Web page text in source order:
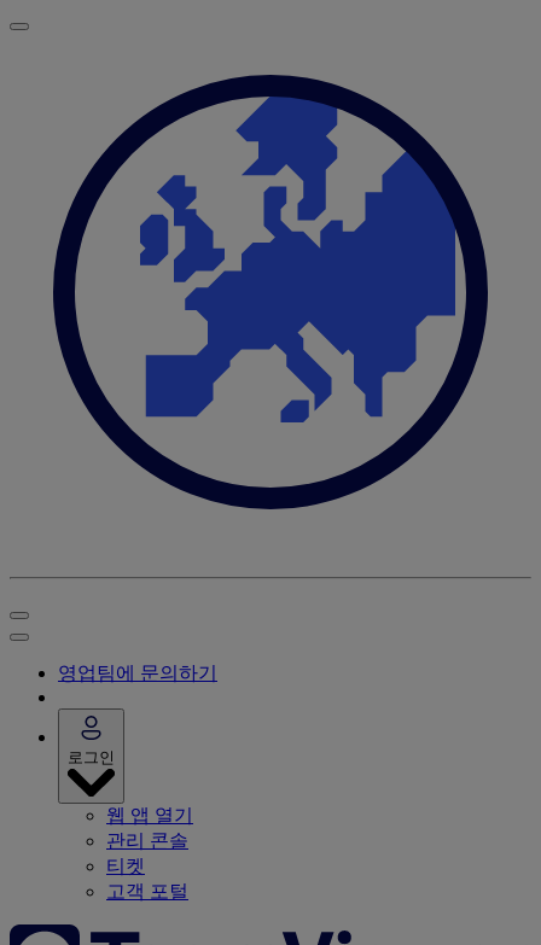
영업팀에 문의하기
로그인
웹 앱 열기
관리 콘솔
티켓
고객 포털